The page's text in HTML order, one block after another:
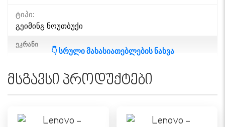
ტიპი:
გეიმინგ ნოუთბუქი
ᲔᲙᲠᲐᲜᲘ
15.6"
სენსორული ეკრანი:
👇 სრული მახასიათებლების ნახვა
მსგავსი პროდუქტები